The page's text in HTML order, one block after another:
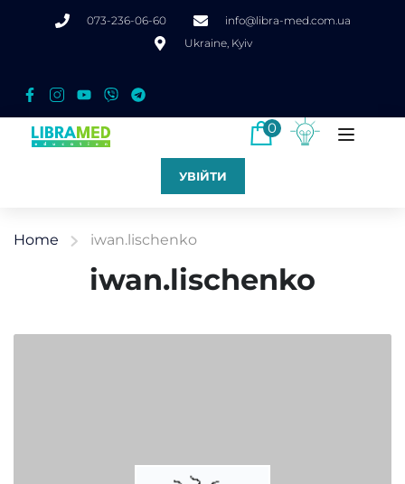
073-236-06-60
info@libra-med.com.ua
Ukraine, Kyiv
0
УВІЙТИ
Home iwan.lischenko
iwan.lischenko